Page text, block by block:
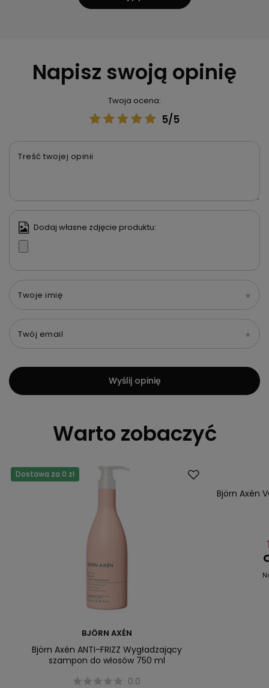
Napisz swoją opinię
Twoja ocena:
5/5
Treść twojej opinii
Dodaj własne zdjęcie produktu:
Twoje imię
Twój email
Wyślij opinię
Warto zobaczyć
Dostawa za 0 zł
BJÖRN AXÉN
Björn Axén ANTI-FRIZZ Wygładzający
szampon do włosów 750 ml
0.0
Promocja
Björn Axén